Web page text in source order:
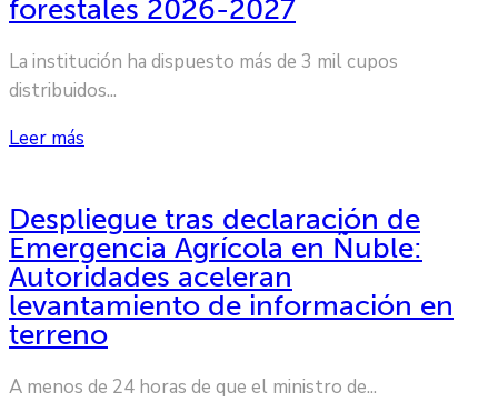
forestales 2026-2027
La institución ha dispuesto más de 3 mil cupos
distribuidos...
Leer más
Despliegue tras declaración de
Emergencia Agrícola en Ñuble:
Autoridades aceleran
levantamiento de información en
terreno
A menos de 24 horas de que el ministro de...